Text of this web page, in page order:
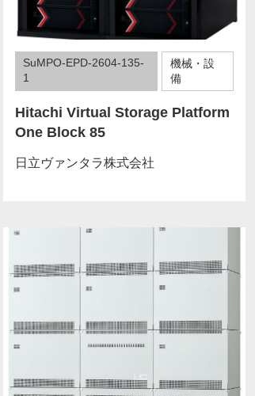
SuMPO-EPD-2604-135-
1
機械・設
備
Hitachi Virtual Storage Platform
One Block 85
日立ヴァンタラ株式会社